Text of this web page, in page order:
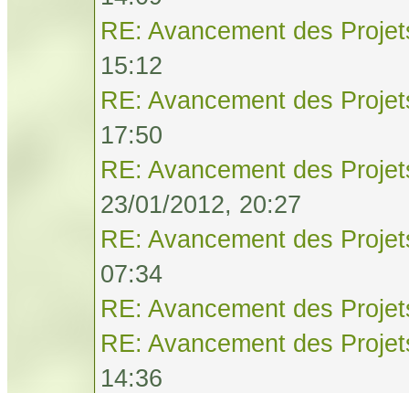
RE: Avancement des
15:12
RE: Avancement des
17:50
RE: Avancement des
23/01/2012, 20:27
RE: Avancement des
07:34
RE: Avancement des
RE: Avancement des
14:36